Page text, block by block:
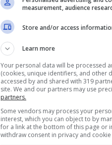
Frittelle di
measurement, audience
Store and/or access
Learn more
Your personal data will be processed
(cookies, unique identifiers, and other
accessed by and shared with 319
site. We and our partners may use
partners.
Some vendors may process your
interest, which you can object to by
for a link at the bottom of this page or
withdraw consent in privacy and cookie